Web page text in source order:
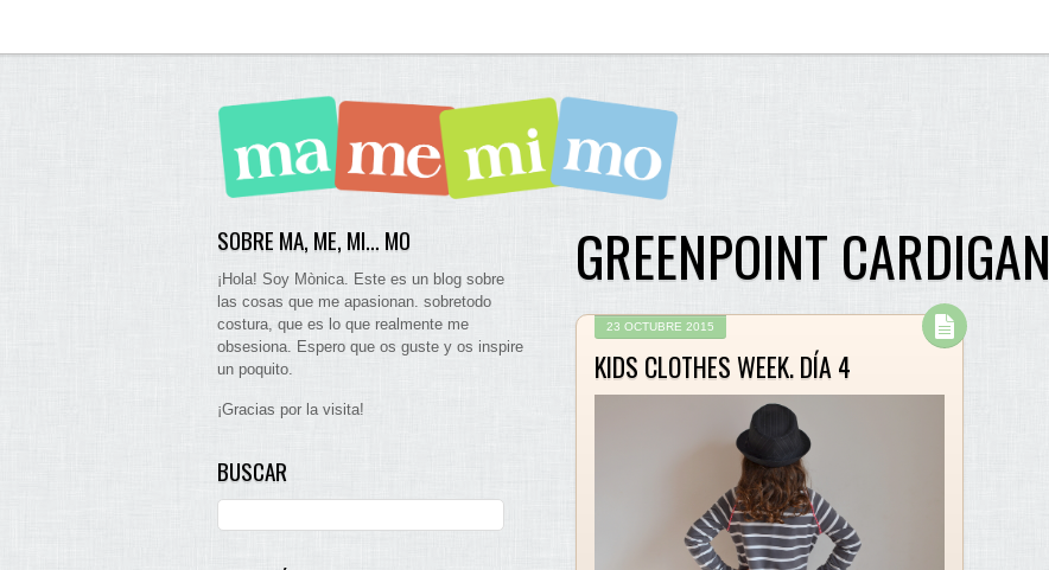
GREENPOINT CARDIGAN
23 OCTUBRE 2015
KIDS CLOTHES WEEK. DÍA 4
SOBRE MA, ME, MI… MO
¡Hola! Soy Mònica. Este es un blog sobre
las cosas que me apasionan. sobretodo
costura, que es lo que realmente me
obsesiona. Espero que os guste y os inspire
un poquito.
¡Gracias por la visita!
BUSCAR